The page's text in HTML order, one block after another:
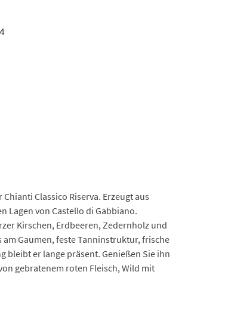
Classico Riserva. Erzeugt aus
Lagen von Castello di Gabbiano.
Kirschen, Erdbeeren, Zedernholz und
Gaumen, feste Tanninstruktur, frische
bleibt er lange präsent. Genießen Sie ihn
gebratenem roten Fleisch, Wild mit